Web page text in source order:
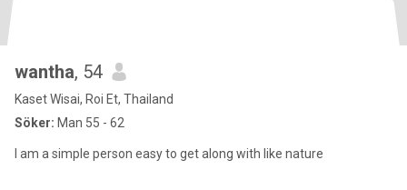
wantha, 54
Kaset Wisai, Roi Et, Thailand
Söker: Man 55 - 62
I am a simple person easy to get along with like nature